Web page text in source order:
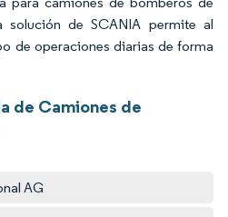
solución de SCANIA permite al
de operaciones diarias de forma
de Camiones de
AG